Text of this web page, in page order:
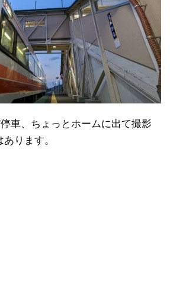
車、ちょっとホームに出て撮影
ります。